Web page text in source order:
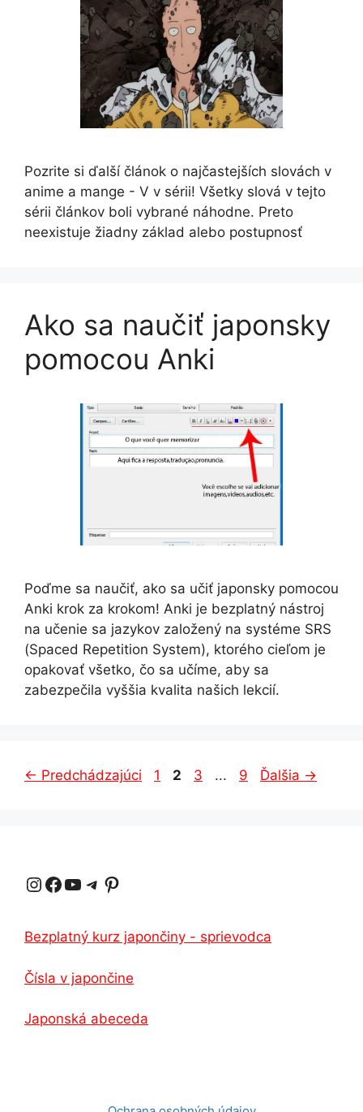
Pozrite si ďalší článok o najčastejších slovách v
anime a mange - V v sérii! Všetky slová v tejto
sérii článkov boli vybrané náhodne. Preto
neexistuje žiadny základ alebo postupnosť
Ako sa naučiť japonsky
pomocou Anki
Poďme sa naučiť, ako sa učiť japonsky pomocou
Anki krok za krokom! Anki je bezplatný nástroj
na učenie sa jazykov založený na systéme SRS
(Spaced Repetition System), ktorého cieľom je
opakovať všetko, čo sa učíme, aby sa
zabezpečila vyššia kvalita našich lekcií.
← Predchádzajúci Strana
1 Strana
2 Strana
3 ... Strana
9 Ďalšia →
Instagram Facebook YouTube Telegram Pinterest
Bezplatný kurz japončiny - sprievodca
Čísla v japončine
Japonská abeceda